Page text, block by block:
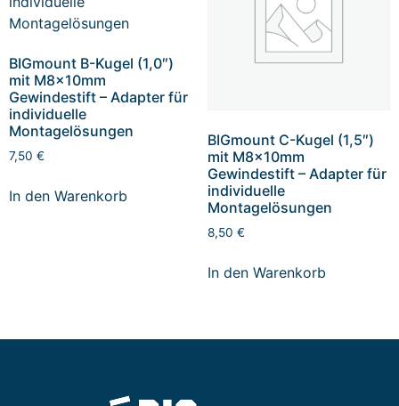
BIGmount B-Kugel (1,0″)
mit M8x10mm
Gewindestift – Adapter für
individuelle
Montagelösungen
7,50 €
In den Warenkorb
BIGmount C-Kugel (1,5″)
mit M8x10mm
Gewindestift – Adapter für
individuelle
Montagelösungen
8,50 €
In den Warenkorb